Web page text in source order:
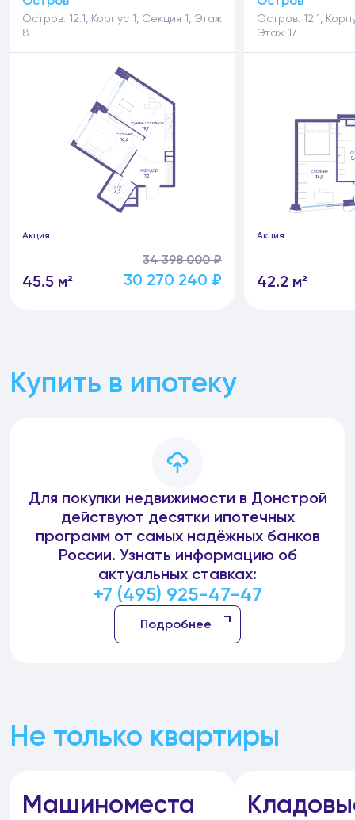
Остров. 12.1, Корпус 1, Секция 1, Этаж
8
Акция
45.5 м²
34 398 000 ₽
30 270 240 ₽
Остров. 12.1,
Этаж 17
Акция
42.2 м²
Купить в ипотеку
Для покупки недвижимости в Донстрой
действуют десятки ипотечных
программ от самых надёжных банков
России. Узнать информацию об
актуальных ставках:
+7 (495) 925-47-47
Подробнее
Не только квартиры
Машиноместа